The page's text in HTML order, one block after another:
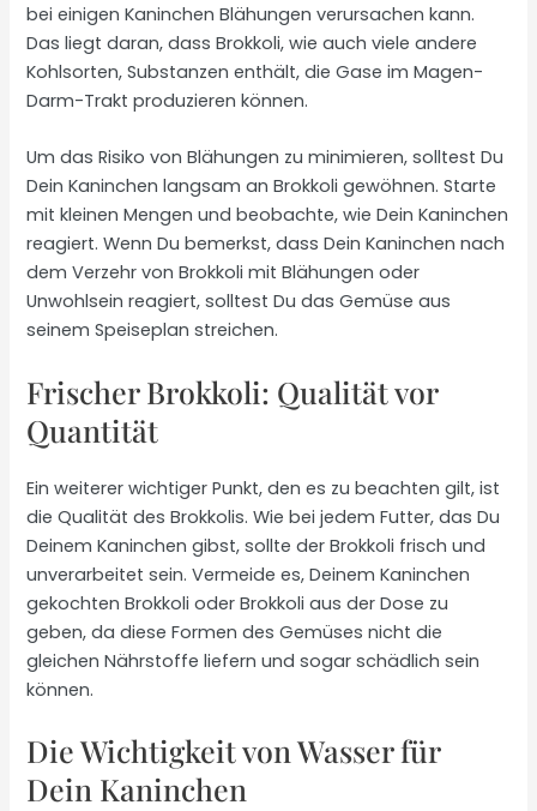
bei einigen Kaninchen Blähungen verursachen kann.
Das liegt daran, dass Brokkoli, wie auch viele andere
Kohlsorten, Substanzen enthält, die Gase im Magen-
Darm-Trakt produzieren können.
Um das Risiko von Blähungen zu minimieren, solltest Du
Dein Kaninchen langsam an Brokkoli gewöhnen. Starte
mit kleinen Mengen und beobachte, wie Dein Kaninchen
reagiert. Wenn Du bemerkst, dass Dein Kaninchen nach
dem Verzehr von Brokkoli mit Blähungen oder
Unwohlsein reagiert, solltest Du das Gemüse aus
seinem Speiseplan streichen.
Frischer Brokkoli: Qualität vor
Quantität
Ein weiterer wichtiger Punkt, den es zu beachten gilt, ist
die Qualität des Brokkolis. Wie bei jedem Futter, das Du
Deinem Kaninchen gibst, sollte der Brokkoli frisch und
unverarbeitet sein. Vermeide es, Deinem Kaninchen
gekochten Brokkoli oder Brokkoli aus der Dose zu
geben, da diese Formen des Gemüses nicht die
gleichen Nährstoffe liefern und sogar schädlich sein
können.
Die Wichtigkeit von Wasser für
Dein Kaninchen